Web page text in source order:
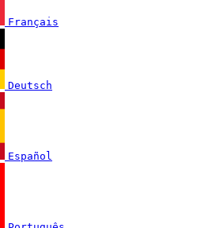
Français
Deutsch
Español